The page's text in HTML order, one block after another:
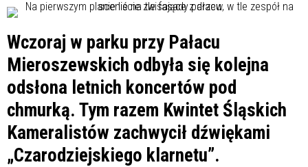
Wczoraj w parku przy Pałacu
Mieroszewskich odbyła się kolejna
odsłona letnich koncertów pod
chmurką. Tym razem Kwintet Śląskich
Kameralistów zachwycił dźwiękami
„Czarodziejskiego klarnetu”.